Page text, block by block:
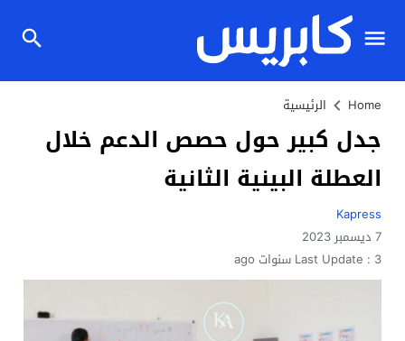
Home الرئيسية
جدل كبير حول حصص الدعم خلال
العطلة البينية الثانية
Kapress
7 ديسمبر 2023
Last Update : 3 سنوات ago